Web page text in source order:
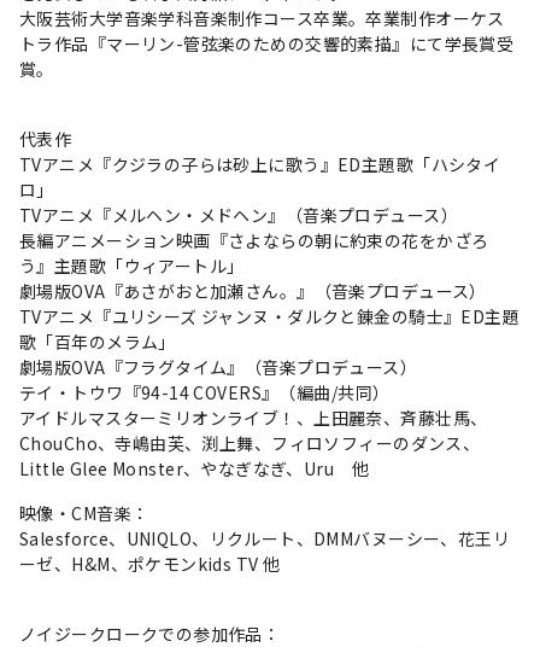
大阪芸術大学音楽学科音楽制作コース卒業。卒業制作オーケス
トラ作品『マーリン-管弦楽のための交響的素描』にて学長賞受
賞。
代表作
TVアニメ『クジラの子らは砂上に歌う』ED主題歌「ハシタイ
ロ」
TVアニメ『メルヘン・メドヘン』（音楽プロデュース）
長編アニメーション映画『さよならの朝に約束の花をかざろ
う』主題歌「ウィアートル」
劇場版OVA『あさがおと加瀬さん。』（音楽プロデュース）
TVアニメ『ユリシーズ ジャンヌ・ダルクと錬金の騎士』ED主題
歌「百年のメラム」
劇場版OVA『フラグタイム』（音楽プロデュース）
テイ・トウワ『94-14 COVERS』（編曲/共同）
アイドルマスターミリオンライブ！、上田麗奈、斉藤壮馬、
ChouCho、寺嶋由芙、渕上舞、フィロソフィーのダンス、
Little Glee Monster、やなぎなぎ、Uru 他
映像・CM音楽：
Salesforce、UNIQLO、リクルート、DMMバヌーシー、花王リ
ーゼ、H&M、ポケモンkids TV 他
ノイジークロークでの参加作品：